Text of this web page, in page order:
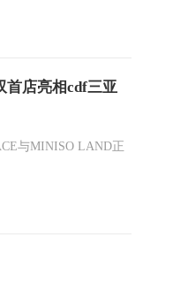
首店亮相cdf三亚
与MINISO LAND正